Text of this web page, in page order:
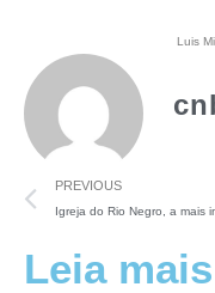
Leia mais
Luis
PREVIOUS